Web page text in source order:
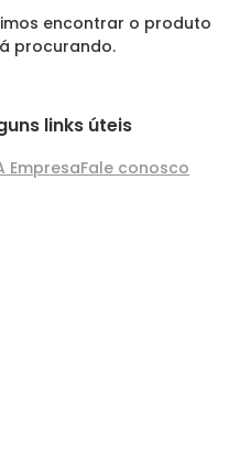
encontrar o produto
procurando.
links úteis
EmpresaFale conosco